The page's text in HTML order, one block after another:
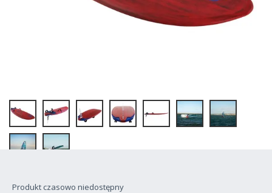
Produkt czasowo niedostępny